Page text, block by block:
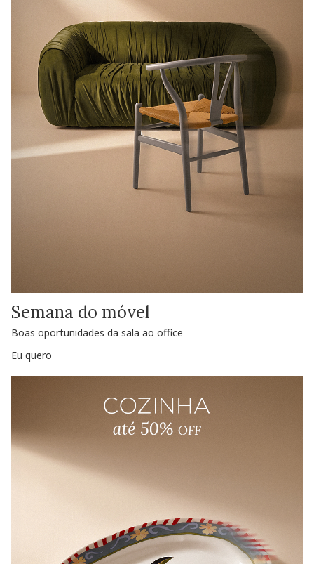
Semana do móvel
Boas oportunidades da sala ao office
Eu quero